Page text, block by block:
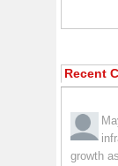
Recent
growth